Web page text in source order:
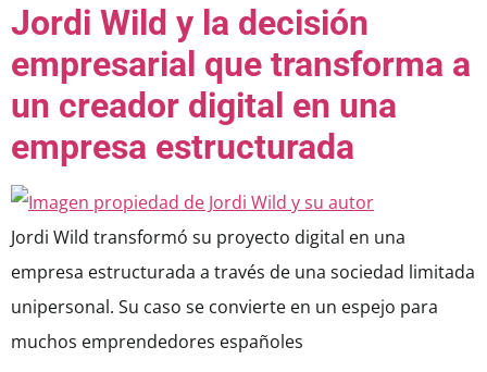
Jordi Wild y la decisión
empresarial que transforma a
un creador digital en una
empresa estructurada
Jordi Wild transformó su proyecto digital en una
empresa estructurada a través de una sociedad limitada
unipersonal. Su caso se convierte en un espejo para
muchos emprendedores españoles